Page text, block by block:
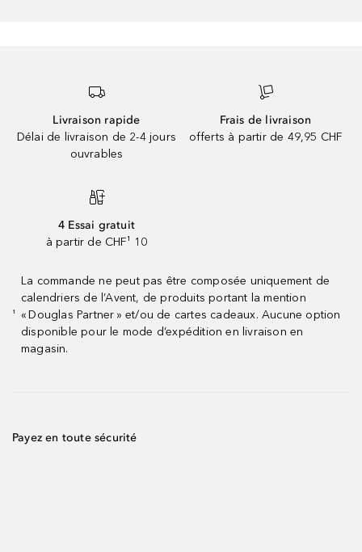
Livraison rapide
Délai de livraison de 2-4 jours
ouvrables
Frais de livraison
offerts à partir de 49,95 CHF
4 Essai gratuit
à partir de CHF¹ 10
¹
La commande ne peut pas être composée uniquement de
calendriers de l’Avent, de produits portant la mention
« Douglas Partner » et/ou de cartes cadeaux. Aucune option
disponible pour le mode d’expédition en livraison en
magasin.
Payez en toute sécurité